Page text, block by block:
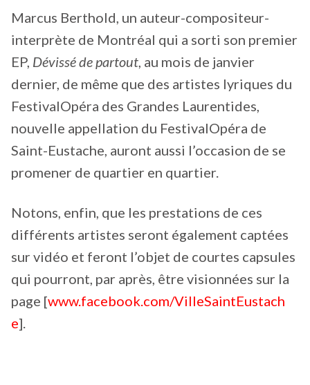
Marcus Berthold, un auteur-compositeur-
interprète de Montréal qui a sorti son premier
EP, Dévissé de partout, au mois de janvier
dernier, de même que des artistes lyriques du
FestivalOpéra des Grandes Laurentides,
nouvelle appellation du FestivalOpéra de
Saint-Eustache, auront aussi l’occasion de se
promener de quartier en quartier.
Notons, enfin, que les prestations de ces
différents artistes seront également captées
sur vidéo et feront l’objet de courtes capsules
qui pourront, par après, être visionnées sur la
page [www.facebook.com/VilleSaintEustach
e].